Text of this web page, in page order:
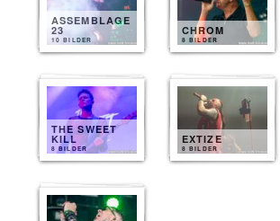
ASSEMBLAGE
23
10 BILDER
CHROM
8 BILDER
THE SWEET
KILL
8 BILDER
EXTIZE
8 BILDER